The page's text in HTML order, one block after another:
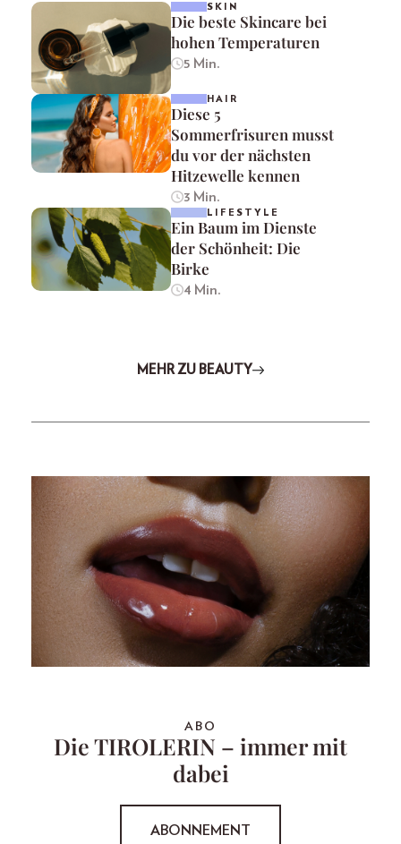
SKIN
Die beste Skincare bei
hohen Temperaturen
5 Min.
HAIR
Diese 5
Sommerfrisuren musst
du vor der nächsten
Hitzewelle kennen
3 Min.
LIFESTYLE
Ein Baum im Dienste
der Schönheit: Die
Birke
4 Min.
MEHR ZU BEAUTY
ABO
Die TIROLERIN – immer mit
dabei
ABONNEMENT